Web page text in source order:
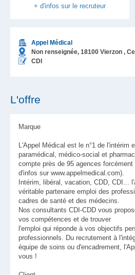
+ d'infos sur le recruteur
Appel Médical
Non renseignée, 18100 Vierzon ,
CDI
L'offre
Marque
L'Appel Médical est le n°1 de l'intérim
paramédical, médico-social et
compte près de 95 agences
d'infos sur www.appelmedical.com).
Intérim, libéral, vacation, CDD, CDI...
véritable partenaire emploi des
cadres de santé et des médecins.
Nos consultants CDI-CDD vous
vos compétences et de trouver
l'emploi qui réponde à vos objectifs
professionnels. Du recrutement à
équipe de soins ou d'encadrement,
vous !